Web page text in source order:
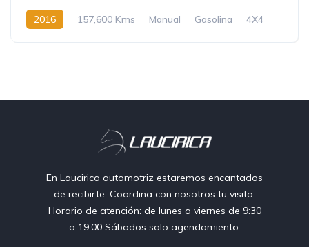
2016 157,600 Kms Manual Gasolina 4X4
En Laucirica automotriz estaremos encantados
de recibirte. Coordina con nosotros tu visita.
Horario de atención: de lunes a viernes de 9:30
a 19:00 Sábados solo agendamiento.